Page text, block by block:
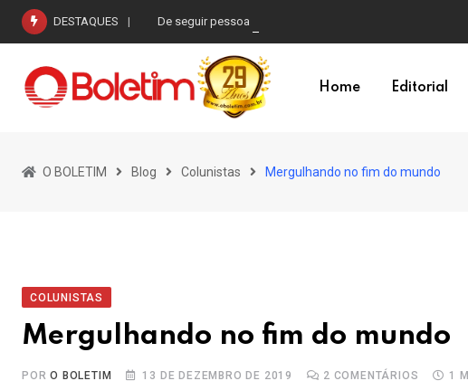
Skip
content
DESTAQUES De seguir pessoas I
Home Editorial
O BOLETIM Blog Colunistas Mergulhando no fim do mundo
COLUNISTAS
Mergulhando no fim do mundo
PORO BOLETIM 13 DE DEZEMBRO DE 2019 2 COMENTÁRIOS 1